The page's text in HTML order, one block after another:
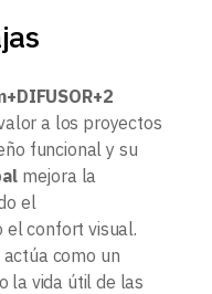
a los proyectos
funcional y su
mejora la
el
el confort visual.
actúa como un
la vida útil de las